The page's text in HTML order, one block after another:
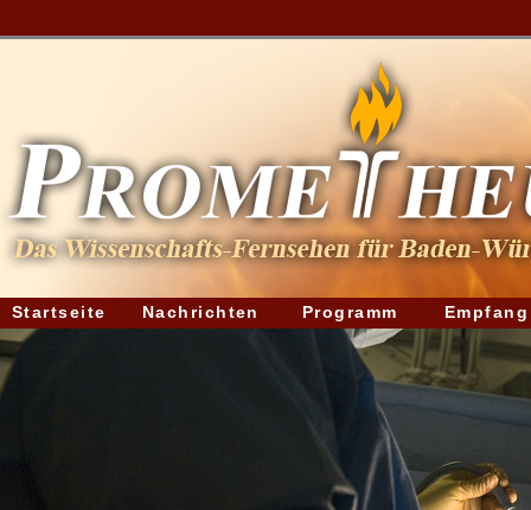
Startseite Nachrichten Programm Empfang